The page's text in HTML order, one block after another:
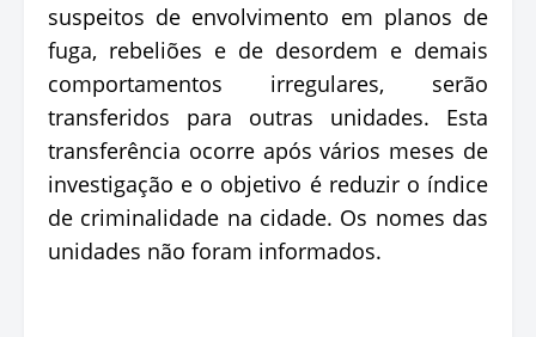
suspeitos de envolvimento em planos de
fuga, rebeliões e de desordem e demais
comportamentos irregulares, serão
transferidos para outras unidades. Esta
transferência ocorre após vários meses de
investigação e o objetivo é reduzir o índice
de criminalidade na cidade. Os nomes das
unidades não foram informados.